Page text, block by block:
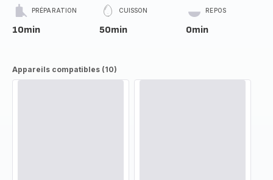
PRÉPARATION
10min
CUISSON
50min
REPOS
0min
Appareils compatibles (10)